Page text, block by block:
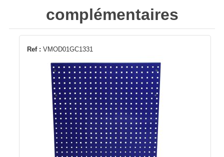
complémentaires
Ref : VMOD01GC1331